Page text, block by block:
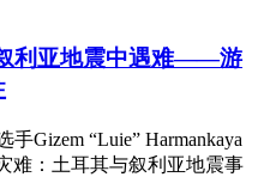
利亚地震中遇难——游
Gizem “Luie” Harmankaya
难：土耳其与叙利亚地震事